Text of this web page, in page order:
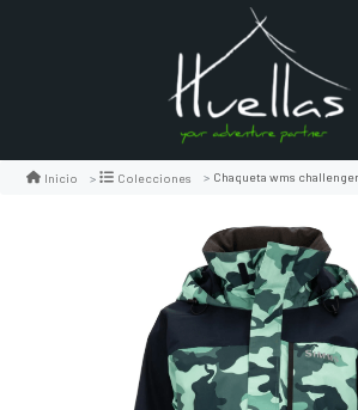
Inicio Colecciones Chaqueta wms challenger jacket